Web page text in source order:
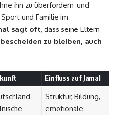
ihn zu überfordern, und
und Familie im
sagt oft, dass seine Eltern
zu bleiben, auch
Einfluss auf Jamal
Struktur, Bildung,
emotionale